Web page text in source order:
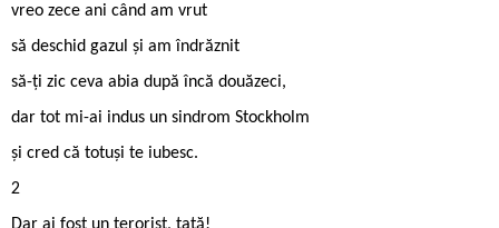
vreo zece ani când am vrut
să deschid gazul și am îndrăznit
să-ți zic ceva abia după încă douăzeci,
dar tot mi-ai indus un sindrom Stockholm
și cred că totuși te iubesc.
2
Dar ai fost un terorist, tată!